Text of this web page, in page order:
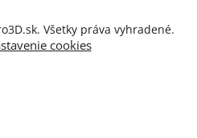
. Všetky práva vyhradené.
cookies